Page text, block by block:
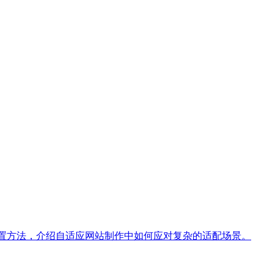
法，介绍自适应网站制作中如何应对复杂的适配场景。